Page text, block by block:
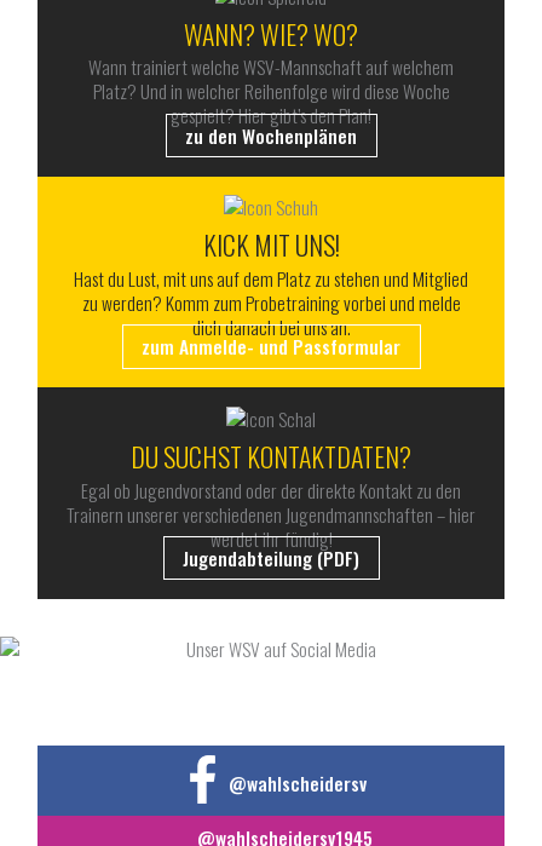
WANN? WIE? WO?
Wann trainiert welche WSV-Mannschaft auf welchem
Platz? Und in welcher Reihenfolge wird diese Woche
gespielt? Hier gibt’s den Plan!
zu den Wochenplänen
KICK MIT UNS!
Hast du Lust, mit uns auf dem Platz zu stehen und Mitglied
zu werden? Komm zum Probetraining vorbei und melde
dich danach bei uns an.
zum Anmelde- und Passformular
DU SUCHST KONTAKTDATEN?
Egal ob Jugendvorstand oder der direkte Kontakt zu den
Trainern unserer verschiedenen Jugendmannschaften – hier
werdet ihr fündig!
Jugendabteilung (PDF)
@wahlscheidersv
@wahlscheidersv1945